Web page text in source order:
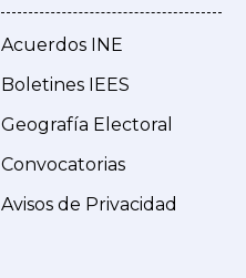
Acuerdos INE
Boletines IEES
Geografía Electoral
Convocatorias
Avisos de Privacidad